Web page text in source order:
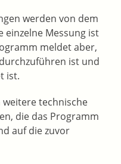
werden von dem
einzelne Messung ist
meldet aber,
ist und
ist.
weitere technische
die das Programm
auf die zuvor